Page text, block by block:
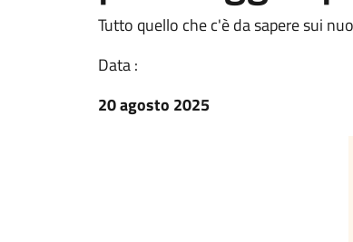
Tutto quello che c'è da sapere sui
Data :
20 agosto 2025